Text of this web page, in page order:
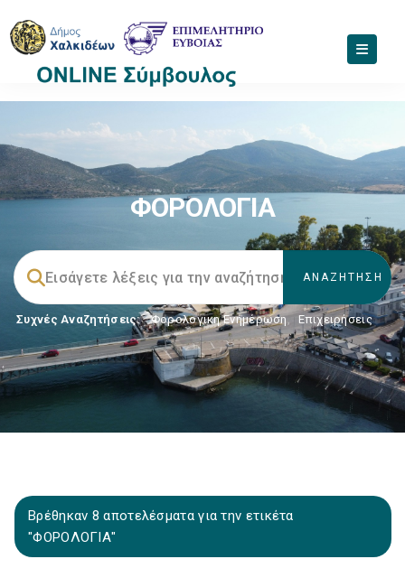
ΦΟΡΟΛΟΓΙΑ
Συχνές Αναζητήσεις: Φορολογικη Ενημέρωση, Επιχειρήσεις
Βρέθηκαν 8 αποτελέσματα για την ετικέτα
"ΦΟΡΟΛΟΓΙΑ"